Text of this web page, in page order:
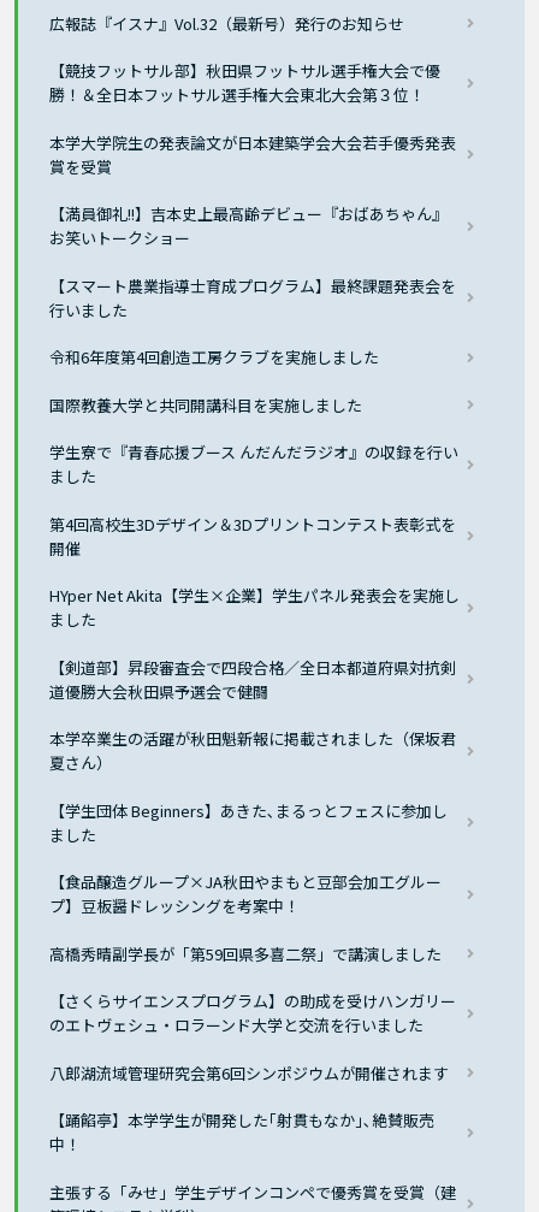
広報誌『イスナ』Vol.32（最新号）発行のお知らせ
【競技フットサル部】秋田県フットサル選手権大会で優
勝！＆全日本フットサル選手権大会東北大会第３位！
本学大学院生の発表論文が日本建築学会大会若手優秀発表
賞を受賞
【満員御礼!!】吉本史上最高齢デビュー『おばあちゃん』
お笑いトークショー
【スマート農業指導士育成プログラム】最終課題発表会を
行いました
令和6年度第4回創造工房クラブを実施しました
国際教養大学と共同開講科目を実施しました
学生寮で『青春応援ブース んだんだラジオ』の収録を行い
ました
第4回高校生3Dデザイン＆3Dプリントコンテスト表彰式を
開催
HYper Net Akita【学生×企業】学生パネル発表会を実施し
ました
【剣道部】昇段審査会で四段合格／全日本都道府県対抗剣
道優勝大会秋田県予選会で健闘
本学卒業生の活躍が秋田魁新報に掲載されました（保坂君
夏さん）
【学生団体 Beginners】あきた､まるっとフェスに参加し
ました
【食品醸造グループ×JA秋田やまもと豆部会加工グルー
プ】豆板醤ドレッシングを考案中！
高橋秀晴副学長が「第59回県多喜二祭」で講演しました
【さくらサイエンスプログラム】の助成を受けハンガリー
のエトヴェシュ・ロラーンド大学と交流を行いました
八郎湖流域管理研究会第6回シンポジウムが開催されます
【踊餡亭】本学学生が開発した｢射貫もなか｣､絶賛販売
中！
主張する「みせ」学生デザインコンペで優秀賞を受賞（建